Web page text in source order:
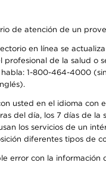
de atención de un
en línea se
profesional de la salud o
1-800-464-4000
usted en el idioma con
del día, los 7 días de
los servicios de un
diferentes tipos de
error con la